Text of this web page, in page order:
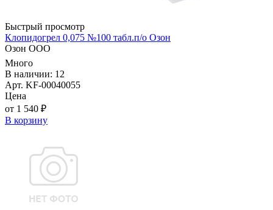
Быстрый просмотр
Клопидогрел 0,075 №100 табл.п/о Озон
Озон ООО
Много
В наличии: 12
Арт. KF-00040055
Цена
от 1 540 ₽
В корзину